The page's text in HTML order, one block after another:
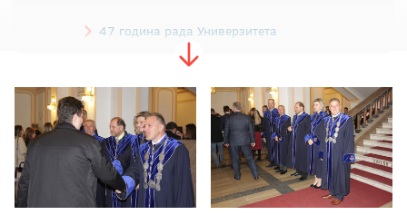
47 година рада Универзитета
46 година рада Универзитета
45 година рада Универзитета
44 године рада Универзитета
43 године рада Универзитета